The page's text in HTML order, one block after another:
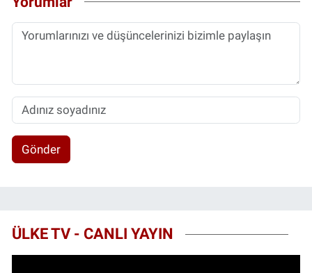
Gönder
ÜLKE TV - CANLI YAYIN